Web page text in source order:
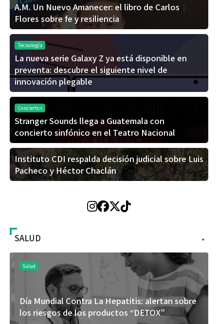
A.M. Un Nuevo Amanecer: el libro de Carlos
Flores sobre fe y resiliencia
Tecnología
La nueva serie Galaxy Z ya está disponible en
preventa: descubre el siguiente nivel de
innovación plegable
Conciertos
Stranger Sounds llega a Guatemala con
concierto sinfónico en el Teatro Nacional
Instituto CDI respalda decisión judicial sobre Luis
Pacheco y Héctor Chaclán
+
SALUD
Salud
Día Mundial Contra La Hepatitis: alertan sobre
los riesgos de los productos “DETOX”